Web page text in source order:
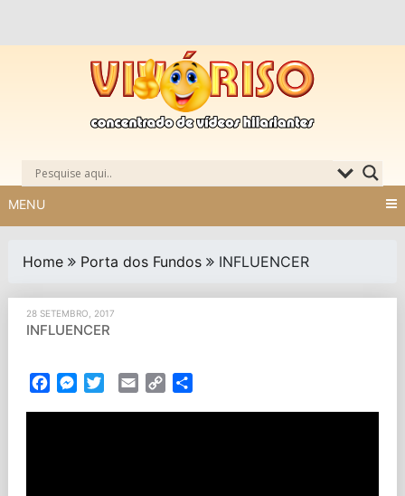
MENU
Home Porta dos Fundos INFLUENCER
28 SETEMBRO, 2017
INFLUENCER
FacebookMessenger
TwitterEmail Copy